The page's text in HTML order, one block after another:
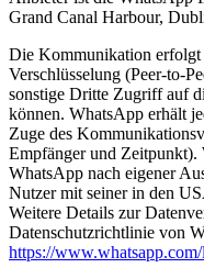
Grand Canal Harbour,
Die Kommunikation erfolgt
Verschlüsselung (Peer-to-
sonstige Dritte Zugriff auf
können. WhatsApp erhält
Zuge des
Empfänger und Zeitpunkt).
WhatsApp nach eigener
Nutzer mit seiner in den
Weitere Details zur
Datenschutzrichtlinie von
https://